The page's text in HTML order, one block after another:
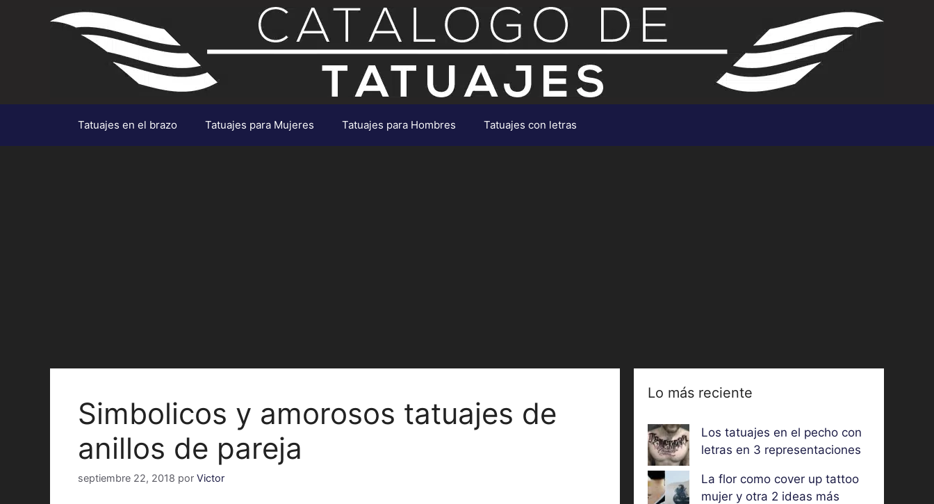
Tatuajes en el brazo Tatuajes para Mujeres Tatuajes para Hombres Tatuajes con letras
Simbolicos y amorosos tatuajes de
anillos de pareja
septiembre 22, 2018 por Victor
Lo más reciente
Los tatuajes en el pecho con
letras en 3 representaciones
La flor como cover up tattoo
mujer y otra 2 ideas más